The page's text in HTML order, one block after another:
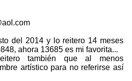
del 2014 y lo reitero 14 meses
ahora 13685 es mi favorita...
también que al menos
artístico para no referirse así